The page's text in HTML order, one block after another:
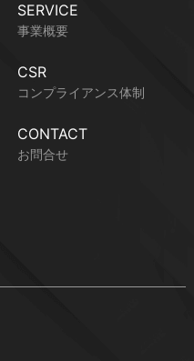
SERVICE
事業概要
CSR
コンプライアンス体制
CONTACT
お問合せ